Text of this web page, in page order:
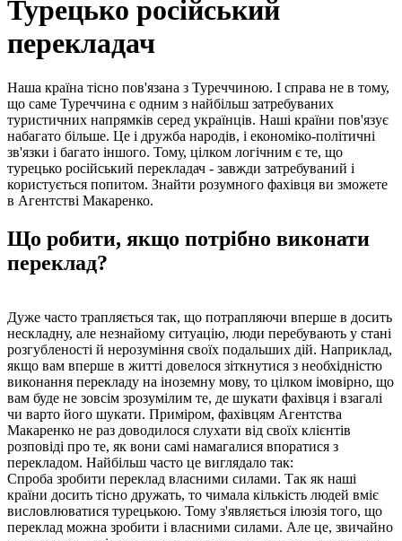
Турецько російський
перекладач
Наша країна тісно пов'язана з Туреччиною. І справа не в тому,
що саме Туреччина є одним з найбільш затребуваних
туристичних напрямків серед українців. Наші країни пов'язує
набагато більше. Це і дружба народів, і економіко-політичні
зв'язки і багато іншого. Тому, цілком логічним є те, що
турецько російський перекладач - завжди затребуваний і
користується попитом. Знайти розумного фахівця ви зможете
в Агентстві Макаренко.
Що робити, якщо потрібно виконати
переклад?
Дуже часто трапляється так, що потрапляючи вперше в досить
нескладну, але незнайому ситуацію, люди перебувають у стані
розгубленості й нерозуміння своїх подальших дій. Наприклад,
якщо вам вперше в житті довелося зіткнутися з необхідністю
виконання перекладу на іноземну мову, то цілком імовірно, що
вам буде не зовсім зрозумілим те, де шукати фахівця і взагалі
чи варто його шукати. Приміром, фахівцям Агентства
Макаренко не раз доводилося слухати від своїх клієнтів
розповіді про те, як вони самі намагалися впоратися з
перекладом. Найбільш часто це виглядало так:
Спроба зробити переклад власними силами. Так як наші
країни досить тісно дружать, то чимала кількість людей вміє
висловлюватися турецькою. Тому з'являється ілюзія того, що
переклад можна зробити і власними силами. Але це, звичайно